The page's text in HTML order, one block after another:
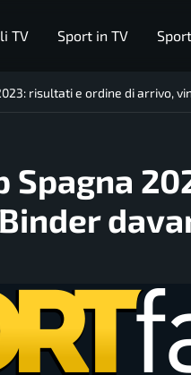
TV Sport in TV Sport
risultati e ordine di arrivo,
Spagna